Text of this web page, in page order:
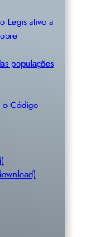
Legislativo a
populações
o Código